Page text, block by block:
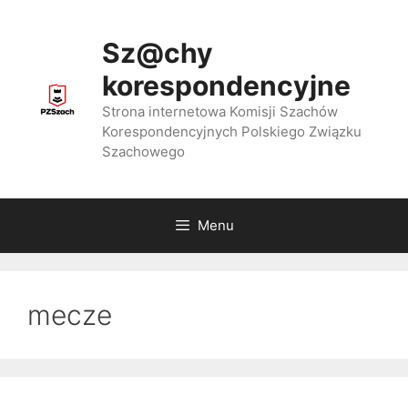
Sz@chy
korespondencyjne
Strona internetowa Komisji Szachów
Korespondencyjnych Polskiego Związku
Szachowego
Menu
mecze